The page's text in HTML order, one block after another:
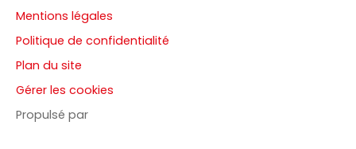
Mentions légales
Politique de confidentialité
Plan du site
Gérer les cookies
Propulsé par